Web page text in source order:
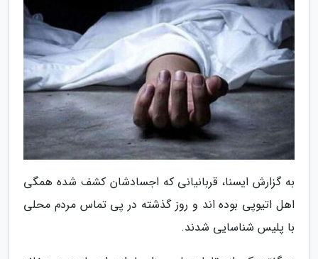
به گزارش ایسنا، قربانیانی که اجسادشان کشف شده همگی
اهل اتیوپی بوده اند و روز گذشته در پی تماس مردم محلی
با پلیس شناسایی شدند.